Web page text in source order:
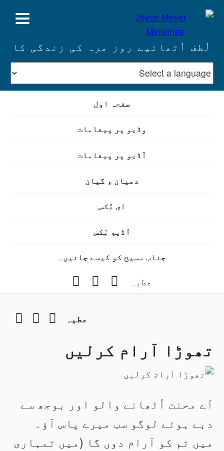
لُطف اُٹھائیے روز مرہ کی زندگی کا
صفحہ اول
وڈیو پر پیغامات
آڈیو پر پیغامات
دھیان و گیان
ای بُکس
آڈیو بُکس
جناب مسیح کو کیسے جانیں۔
عطیہ Facebook
YouTube
عطیہ Facebook
تھوڑا آرام کرلیں
اَے محنت اُٹھانے والو اور بوجھ سے
دبے ہوئے لوگو سب میرے پاس آؤ۔
میں تم کو آرام دوں گا (میں تمہاری